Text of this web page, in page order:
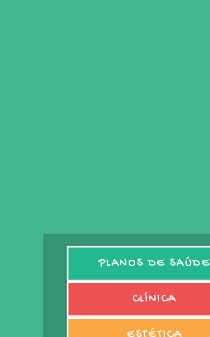
PLANOS DE SAÚDE
CLÍNICA